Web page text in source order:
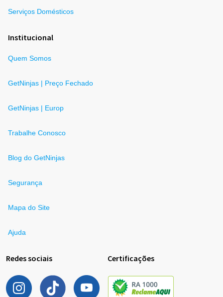
Serviços Domésticos
Institucional
Quem Somos
GetNinjas | Preço Fechado
GetNinjas | Europ
Trabalhe Conosco
Blog do GetNinjas
Segurança
Mapa do Site
Ajuda
Redes sociais Certificações